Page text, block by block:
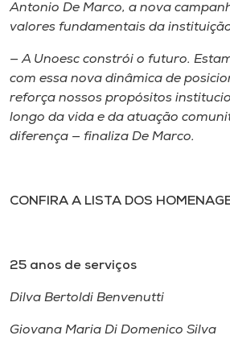
Antonio De Marco, a nova
valores fundamentais da
— A Unoesc constrói o futuro.
com essa nova dinâmica de
reforça nossos propósitos
longo da vida e da atuação
diferença — finaliza De Marco.
CONFIRA A LISTA DOS
25 anos de serviços
Dilva Bertoldi Benvenutti
Giovana Maria Di Domenico Silva